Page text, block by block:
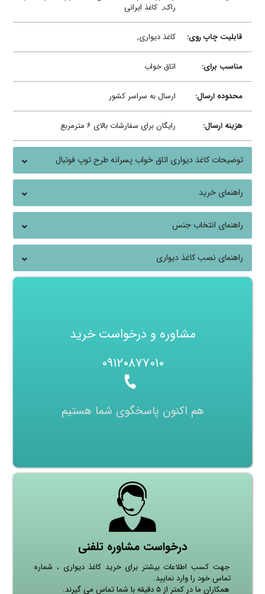
راک,کاغذ ایرانی
قابلیت چاپ روی: کاغذ دیواری,
مناسب برای: اتاق خواب
محدوده ارسال: ارسال به سراسر کشور
هزینه ارسال: رایگان برای سفارشات بالای ۶ مترمربع
توضیحات کاغذ دیواری اتاق خواب پسرانه طرح توپ فوتبال
راهنمای خرید
راهنمای انتخاب جنس
راهنمای نصب کاغذ دیواری
مشاوره و درخواست خرید
۰۹۱۲۰۸۷۷۰۱۰
هم اکنون پاسخگوی شما هستیم
درخواست مشاوره تلفنی
جهت کسب اطلاعات بیشتر برای خرید کاغذ دیواری ، شماره
تماس خود را وارد نمایید.
همکاران ما در کمتر از ۵ دقیقه با شما تماس می گیرند.